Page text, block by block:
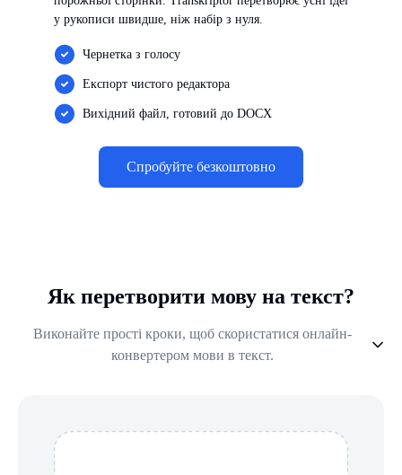
у рукописи швидше, ніж набір з нуля.
Чернетка з голосу
Експорт чистого редактора
Вихідний файл, готовий до DOCX
Спробуйте безкоштовно
Як перетворити мову на текст?
Виконайте прості кроки, щоб скористатися онлайн-
конвертером мови в текст.